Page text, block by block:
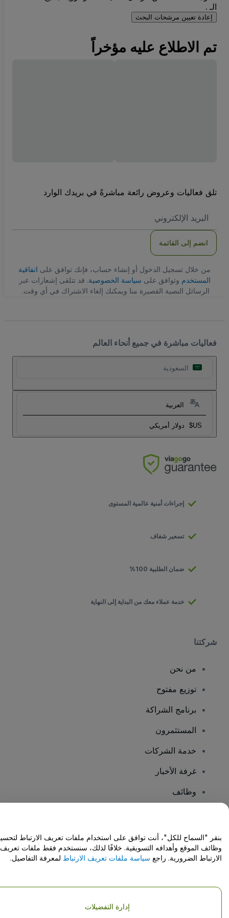
الـ .
إعادة تعيين مرشحات البحث
تم الاطلاع عليه مؤخراً
تلق فعاليات وعروض رائعة مباشرةً في بريدك الوارد
الاكتروني
انضم إلى القائمة
من خلال تسجيل الدخول أو إنشاء حساب، فإنك توافق على اتفاقية
المستخدم وتوافق على سياسة الخصوصية. قد تتلقى إشعارات عبر
الرسائل النصية القصيرة منا ويمكنك إلغاء الاشتراك في أي وقت.
فعاليات مباشرة في جميع أنحاء العالم
السعودية
العربية
US$ دولار أمريكي
إجراءات أمنية عالمية المستوى
تسعير شفاف
ضمان الطلبية 100%
خدمة عملاء معك من البداية إلى النهاية
شركتنا
من نحن
توزيع مفتوح
برنامج الشراكة
المستثمرون
خدمة الشركات
غرفة الأخبار
وظائف
مركز المساعدة / اتصل بنا
حقوق النشر © شركة فياجوجو المحدودة 2026
تفاصيل الشركة
بنقر "السماح للكل"، أنت توافق على استخدام ملفات تعريف الارتباط
وظائف الموقع وأهدافه التسويقية. خلافًا لذلك، سنستخدم فقط ملفات تعريف
الارتباط الضرورية. راجع سياسة ملفات تعريف الارتباط لمعرفة التفاصيل.
إدارة التفضيلات